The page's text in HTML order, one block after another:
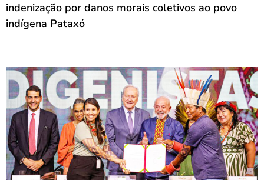
indenização por danos morais coletivos ao povo
indígena Pataxó